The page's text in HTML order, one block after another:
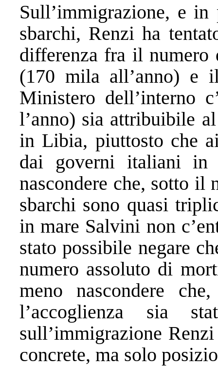
Sull’immigrazione, e
sbarchi, Renzi ha
differenza fra il
(170 mila all’anno) e
Ministero dell’interno
l’anno) sia attribuibile
in Libia, piuttosto che
dai governi italiani
nascondere che, sotto il
sbarchi sono quasi
in mare Salvini non
stato possibile negare
numero assoluto di
meno nascondere
l’accoglienza sia
sull’immigrazione
concrete, ma solo